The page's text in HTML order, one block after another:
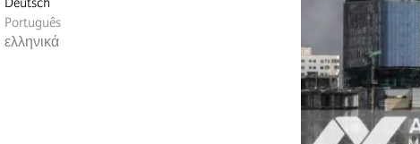
Português
ελληνικά